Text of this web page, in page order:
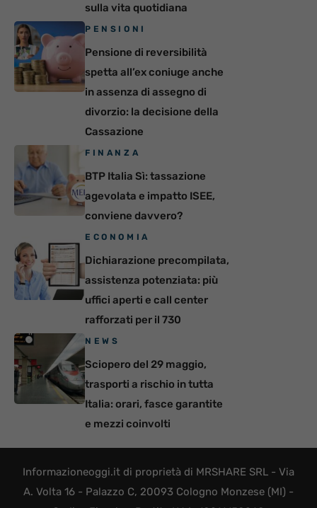
sulla vita quotidiana
PENSIONI
Pensione di reversibilità
spetta all’ex coniuge anche
in assenza di assegno di
divorzio: la decisione della
Cassazione
FINANZA
BTP Italia Sì: tassazione
agevolata e impatto ISEE,
conviene davvero?
ECONOMIA
Dichiarazione precompilata,
assistenza potenziata: più
uffici aperti e call center
rafforzati per il 730
NEWS
Sciopero del 29 maggio,
trasporti a rischio in tutta
Italia: orari, fasce garantite
e mezzi coinvolti
Informazioneoggi.it di proprietà di MRSHARE SRL - Via
A. Volta 16 - Palazzo C, 20093 Cologno Monzese (MI) -